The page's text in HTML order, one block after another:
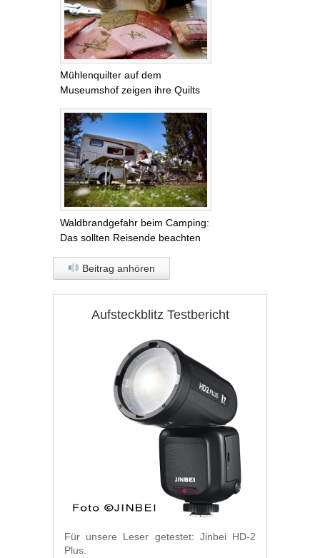
Mühlenquilter auf dem
Museumshof zeigen ihre Quilts
Waldbrandgefahr beim Camping:
Das sollten Reisende beachten
Beitrag anhören
Aufsteckblitz Testbericht
Für unsere Leser getestet: Jinbei HD-2
Plus.